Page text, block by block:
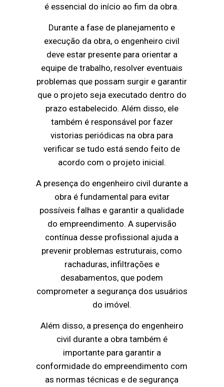
é essencial do início ao fim da obra.
Durante a fase de planejamento e
execução da obra, o engenheiro civil
deve estar presente para orientar a
equipe de trabalho, resolver eventuais
problemas que possam surgir e garantir
que o projeto seja executado dentro do
prazo estabelecido. Além disso, ele
também é responsável por fazer
vistorias periódicas na obra para
verificar se tudo está sendo feito de
acordo com o projeto inicial.
A presença do engenheiro civil durante a
obra é fundamental para evitar
possíveis falhas e garantir a qualidade
do empreendimento. A supervisão
contínua desse profissional ajuda a
prevenir problemas estruturais, como
rachaduras, infiltrações e
desabamentos, que podem
comprometer a segurança dos usuários
do imóvel.
Além disso, a presença do engenheiro
civil durante a obra também é
importante para garantir a
conformidade do empreendimento com
as normas técnicas e de segurança